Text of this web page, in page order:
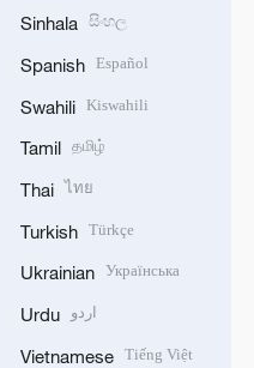
Sinhala සිංහල
Spanish Español
Swahili Kiswahili
Tamil தமிழ்
Thai ไทย
Turkish Türkçe
Ukrainian Українська
Urdu اردو
Vietnamese Tiếng Việt